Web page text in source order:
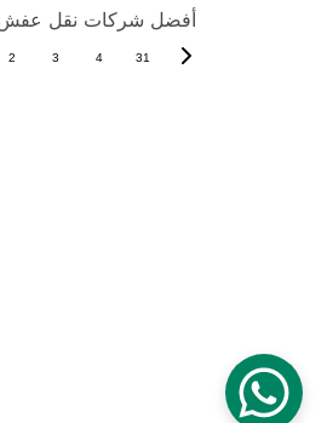
أفضل شركات نقل عفش
2 3 4 31